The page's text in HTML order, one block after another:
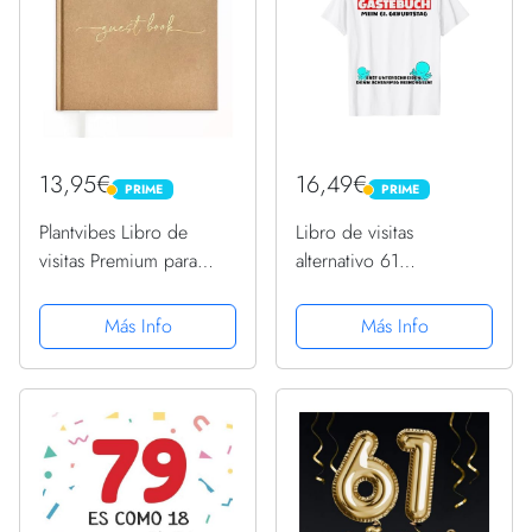
13,95€ PRIME
PRIME
Plantvibes Libro de
visitas Premium para
Papel Grueso, no se
rompe, Estilo Vintage,
con título Dorado, Ideal
Aniversarios,...
Más Info
16,49€ PRIME
PRIME
Libro de visitas
alternativo 61
visitas Camiseta
Más Info